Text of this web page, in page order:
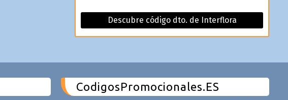
Descubre código dto. de Interflora
CodigosPromocionales.ES